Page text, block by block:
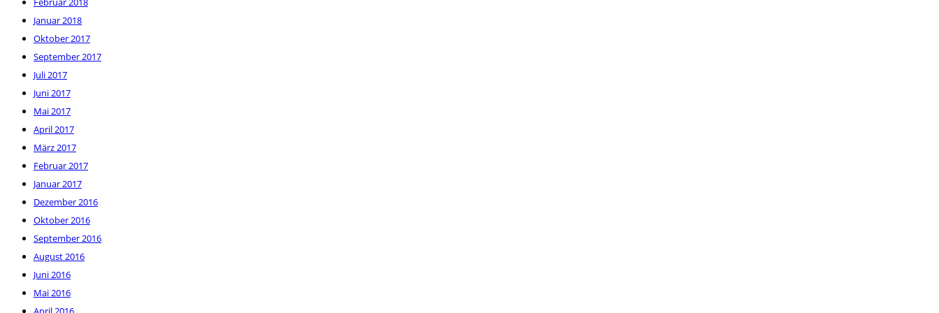
Januar 2018
Oktober 2017
September 2017
Juli 2017
Juni 2017
Mai 2017
April 2017
März 2017
Februar 2017
Januar 2017
Dezember 2016
Oktober 2016
September 2016
August 2016
Juni 2016
Mai 2016